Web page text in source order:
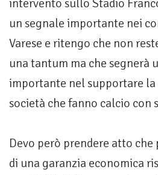
intervento sullo Stadio
un segnale importante nei
Varese e ritengo che non
una tantum ma che segnerà
importante nel supportare
società che fanno calcio con
Devo però prendere atto
di una garanzia economica